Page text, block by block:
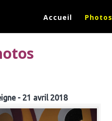
Accueil Photos
- 21 avril 2018